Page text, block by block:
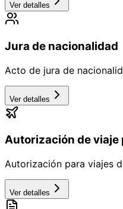
Ver detalles
Jura de nacionalidad
Acto de jura de
Ver detalles
Autorización de viaje
Autorización para viajes
Ver detalles